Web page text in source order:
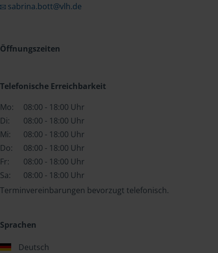
sabrina.bott@vlh.de
Öffnungszeiten
Telefonische Erreichbarkeit
Mo:
08:00 - 18:00 Uhr
Di:
08:00 - 18:00 Uhr
Mi:
08:00 - 18:00 Uhr
Do:
08:00 - 18:00 Uhr
Fr:
08:00 - 18:00 Uhr
Sa:
08:00 - 18:00 Uhr
Terminvereinbarungen bevorzugt telefonisch.
Sprachen
Deutsch